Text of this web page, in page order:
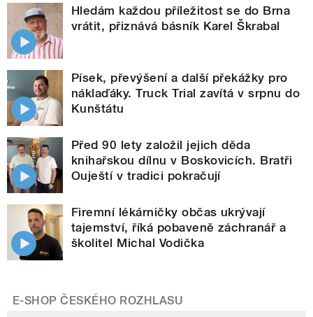
Hledám každou příležitost se do Brna
vrátit, přiznává básník Karel Škrabal
Písek, převýšení a další překážky pro
náklaďáky. Truck Trial zavítá v srpnu do
Kunštátu
Před 90 lety založil jejich děda
knihařskou dílnu v Boskovicích. Bratři
Ouještí v tradici pokračují
Firemní lékárničky občas ukrývají
tajemství, říká pobaveně záchranář a
školitel Michal Vodička
E-SHOP ČESKÉHO ROZHLASU